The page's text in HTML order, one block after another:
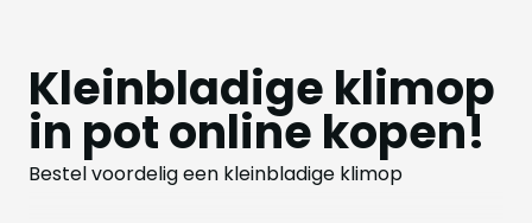
Kleinbladige klimop
in pot online kopen!
Bestel voordelig een kleinbladige klimop